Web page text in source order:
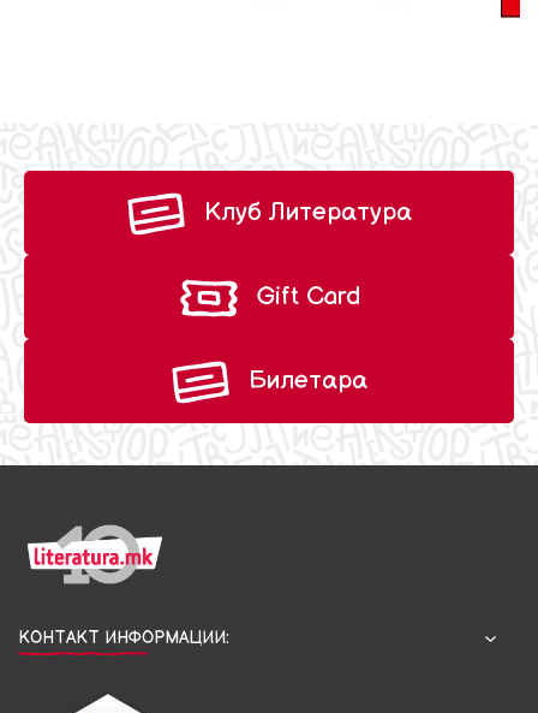
Клуб Литература
Gift Card
Билетара
КОНТАКТ ИНФОРМАЦИИ: